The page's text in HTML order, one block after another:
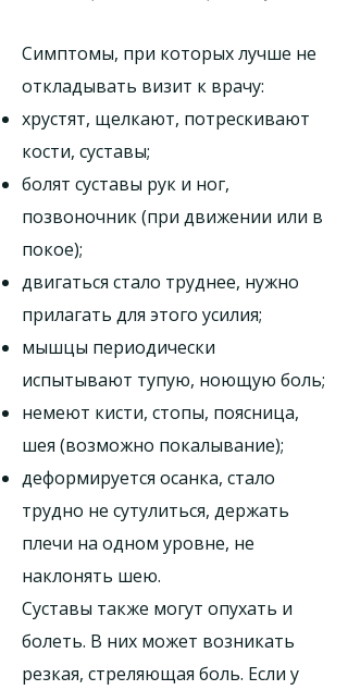
Симптомы, при которых лучше не
откладывать визит к врачу:
хрустят, щелкают, потрескивают
кости, суставы;
болят суставы рук и ног,
позвоночник (при движении или в
покое);
двигаться стало труднее, нужно
прилагать для этого усилия;
мышцы периодически
испытывают тупую, ноющую боль;
немеют кисти, стопы, поясница,
шея (возможно покалывание);
деформируется осанка, стало
трудно не сутулиться, держать
плечи на одном уровне, не
наклонять шею.
Суставы также могут опухать и
болеть. В них может возникать
резкая, стреляющая боль. Если у